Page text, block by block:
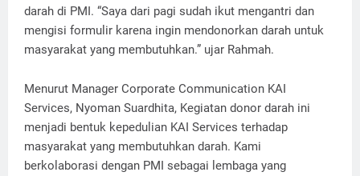
darah di PMI. “Saya dari pagi sudah ikut mengantri dan
mengisi formulir karena ingin mendonorkan darah untuk
masyarakat yang membutuhkan.” ujar Rahmah.
Menurut Manager Corporate Communication KAI
Services, Nyoman Suardhita, Kegiatan donor darah ini
menjadi bentuk kepedulian KAI Services terhadap
masyarakat yang membutuhkan darah. Kami
berkolaborasi dengan PMI sebagai lembaga yang